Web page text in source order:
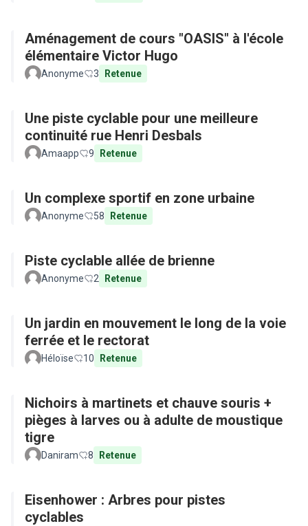
Aménagement de cours "OASIS" à l'école
élémentaire Victor Hugo
Anonyme 3 Retenue
Une piste cyclable pour une meilleure
continuité rue Henri Desbals
Amaapp 9 Retenue
Un complexe sportif en zone urbaine
Anonyme 58 Retenue
Piste cyclable allée de brienne
Anonyme 2 Retenue
Un jardin en mouvement le long de la voie
ferrée et le rectorat
Héloïse 10 Retenue
Nichoirs à martinets et chauve souris +
pièges à larves ou à adulte de moustique
tigre
Daniram 8 Retenue
Eisenhower : Arbres pour pistes
cyclables